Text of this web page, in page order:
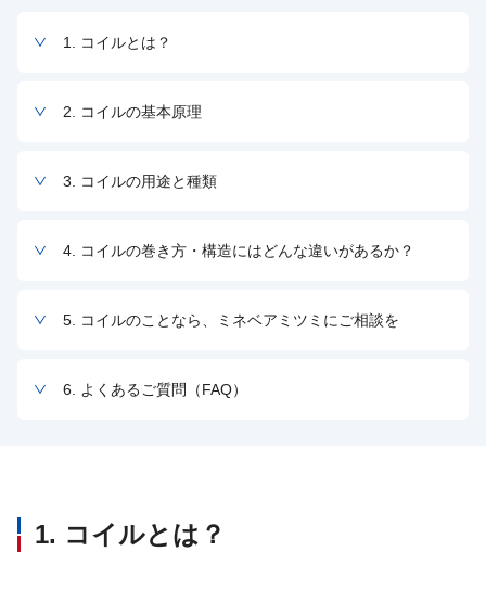
1. コイルとは？
2. コイルの基本原理
3. コイルの用途と種類
4. コイルの巻き方・構造にはどんな違いがあるか？
5. コイルのことなら、ミネベアミツミにご相談を
6. よくあるご質問（FAQ）
1. コイルとは？